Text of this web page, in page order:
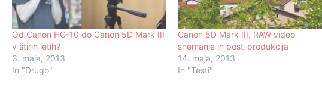
Od Canon HG-10 do Canon 5D Mark III
v štirih letih?
3. maja, 2013
In "Drugo"
Canon 5D Mark III, RAW video
snemanje in post-produkcija
14. maja, 2013
In "Testi"